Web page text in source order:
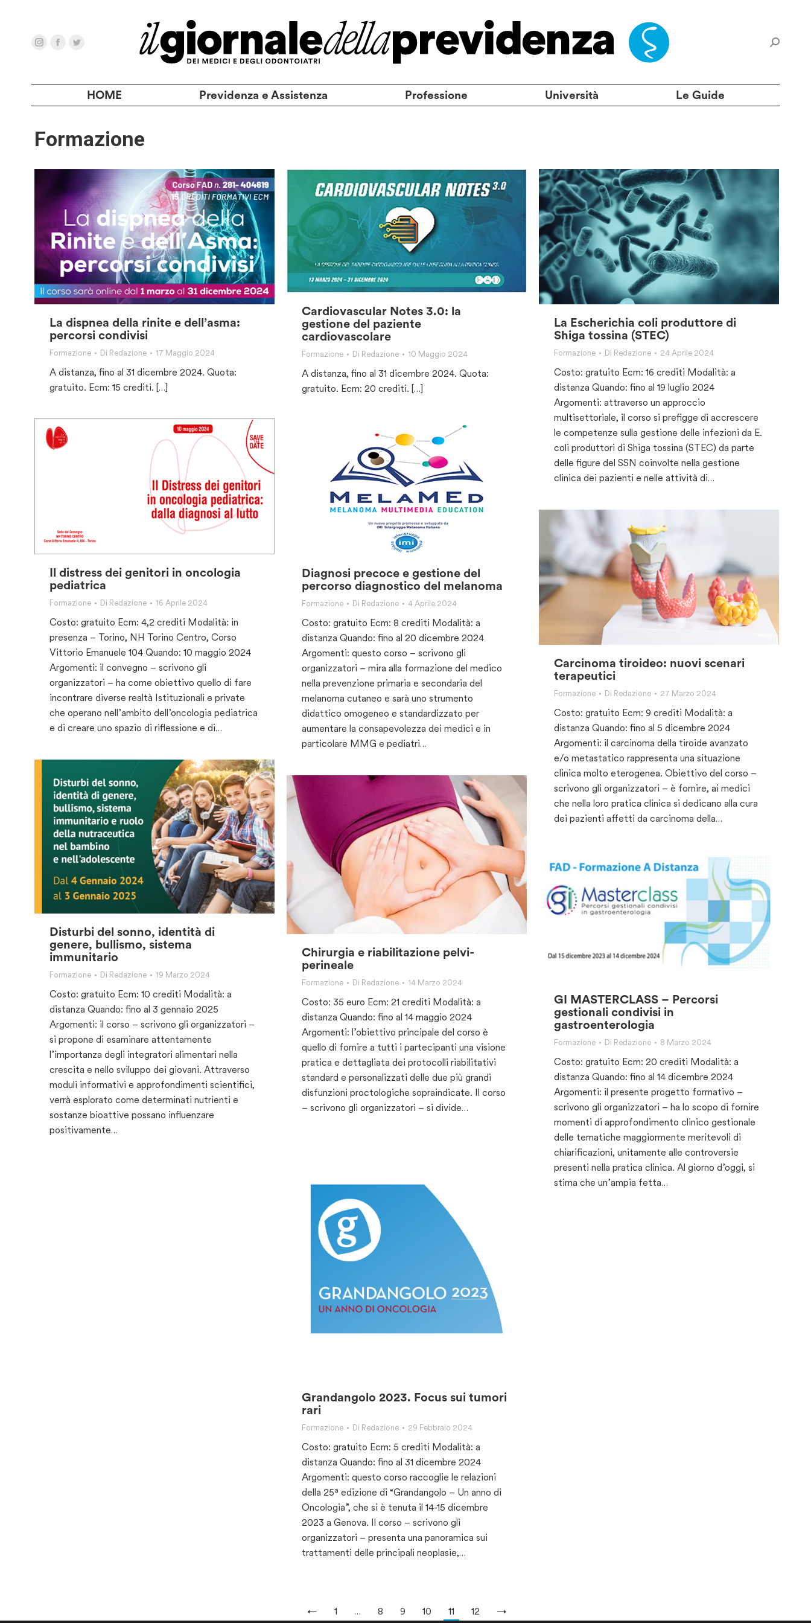
HOME Previdenza e Assistenza Professione Università Le Guide
Formazione
La dispnea della rinite e dell’asma:
percorsi condivisi
Formazione Di Redazione 17 Maggio 2024
A distanza, fino al 31 dicembre 2024. Quota:
gratuito. Ecm: 15 crediti. […]
Cardiovascular Notes 3.0: la
gestione del paziente
cardiovascolare
Formazione Di Redazione 10 Maggio 2024
A distanza, fino al 31 dicembre 2024. Quota:
gratuito. Ecm: 20 crediti. […]
La Escherichia coli produttore di
Shiga tossina (STEC)
Formazione Di Redazione 24 Aprile 2024
Costo: gratuito Ecm: 16 crediti Modalità: a
distanza Quando: fino al 19 luglio 2024
Argomenti: attraverso un approccio
multisettoriale, il corso si prefigge di accrescere
le competenze sulla gestione delle infezioni da E.
coli produttori di Shiga tossina (STEC) da parte
delle figure del SSN coinvolte nella gestione
clinica dei pazienti e nelle attività di…
Il distress dei genitori in oncologia
pediatrica
Formazione Di Redazione 16 Aprile 2024
Costo: gratuito Ecm: 4,2 crediti Modalità: in
presenza – Torino, NH Torino Centro, Corso
Vittorio Emanuele 104 Quando: 10 maggio 2024
Argomenti: il convegno – scrivono gli
organizzatori – ha come obiettivo quello di fare
incontrare diverse realtà Istituzionali e private
che operano nell’ambito dell’oncologia pediatrica
e di creare uno spazio di riflessione e di…
Diagnosi precoce e gestione del
percorso diagnostico del melanoma
Formazione Di Redazione 4 Aprile 2024
Costo: gratuito Ecm: 8 crediti Modalità: a
distanza Quando: fino al 20 dicembre 2024
Argomenti: questo corso – scrivono gli
organizzatori – mira alla formazione del medico
nella prevenzione primaria e secondaria del
melanoma cutaneo e sarà uno strumento
didattico omogeneo e standardizzato per
aumentare la consapevolezza dei medici e in
particolare MMG e pediatri…
Carcinoma tiroideo: nuovi scenari
terapeutici
Formazione Di Redazione 27 Marzo 2024
Costo: gratuito Ecm: 9 crediti Modalità: a
distanza Quando: fino al 5 dicembre 2024
Argomenti: il carcinoma della tiroide avanzato
e/o metastatico rappresenta una situazione
clinica molto eterogenea. Obiettivo del corso –
scrivono gli organizzatori – è fornire, ai medici
che nella loro pratica clinica si dedicano alla cura
dei pazienti affetti da carcinoma della…
Disturbi del sonno, identità di
genere, bullismo, sistema
immunitario
Formazione Di Redazione 19 Marzo 2024
Costo: gratuito Ecm: 10 crediti Modalità: a
distanza Quando: fino al 3 gennaio 2025
Argomenti: il corso – scrivono gli organizzatori –
si propone di esaminare attentamente
l’importanza degli integratori alimentari nella
crescita e nello sviluppo dei giovani. Attraverso
moduli informativi e approfondimenti scientifici,
verrà esplorato come determinati nutrienti e
sostanze bioattive possano influenzare
positivamente…
Chirurgia e riabilitazione pelvi-
perineale
Formazione Di Redazione 14 Marzo 2024
Costo: 35 euro Ecm: 21 crediti Modalità: a
distanza Quando: fino al 14 maggio 2024
Argomenti: l’obiettivo principale del corso è
quello di fornire a tutti i partecipanti una visione
pratica e dettagliata dei protocolli riabilitativi
standard e personalizzati delle due più grandi
disfunzioni proctologiche sopraindicate. Il corso
– scrivono gli organizzatori – si divide…
GI MASTERCLASS – Percorsi
gestionali condivisi in
gastroenterologia
Formazione Di Redazione 8 Marzo 2024
Costo: gratuito Ecm: 20 crediti Modalità: a
distanza Quando: fino al 14 dicembre 2024
Argomenti: il presente progetto formativo –
scrivono gli organizzatori – ha lo scopo di fornire
momenti di approfondimento clinico gestionale
delle tematiche maggiormente meritevoli di
chiarificazioni, unitamente alle controversie
presenti nella pratica clinica. Al giorno d’oggi, si
stima che un’ampia fetta…
Grandangolo 2023. Focus sui tumori
rari
Formazione Di Redazione 29 Febbraio 2024
Costo: gratuito Ecm: 5 crediti Modalità: a
distanza Quando: fino al 31 dicembre 2024
Argomenti: questo corso raccoglie le relazioni
della 25ª edizione di “Grandangolo – Un anno di
Oncologia”, che si è tenuta il 14-15 dicembre
2023 a Genova. Il corso – scrivono gli
organizzatori – presenta una panoramica sui
trattamenti delle principali neoplasie,…
← 1 … 8 9 10 11 12 →